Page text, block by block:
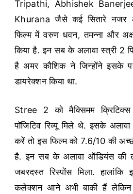
Tripathi, Abhishek
Khurana जैसे कई सितारे नजर
फिल्म में वरुण धवन, तमन्ना और
किया है. इन सब के अलावा स्त्री 2
है अमर कौशिक ने जिन्होंने इसके
डायरेक्शन किया था.
Stree 2 को मैक्सिमम
पॉजिटिव रिव्यू मिले थे. इसके
करें तो इस फिल्म को 7.6/10 की
है. इन सब के अलावा ऑडियंस की
जबरदस्त रिस्पोंस मिला.
कलेक्शन आने अभी बाकी हैं